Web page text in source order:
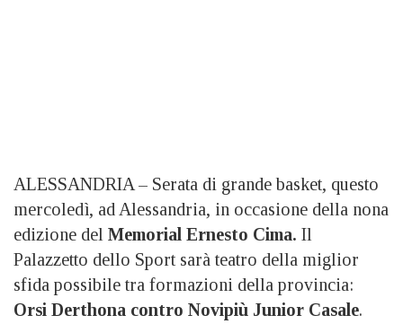
ALESSANDRIA – Serata di grande basket, questo
mercoledì, ad Alessandria, in occasione della nona
edizione del Memorial Ernesto Cima. Il
Palazzetto dello Sport sarà teatro della miglior
sfida possibile tra formazioni della provincia:
Orsi Derthona contro Novipiù Junior Casale.